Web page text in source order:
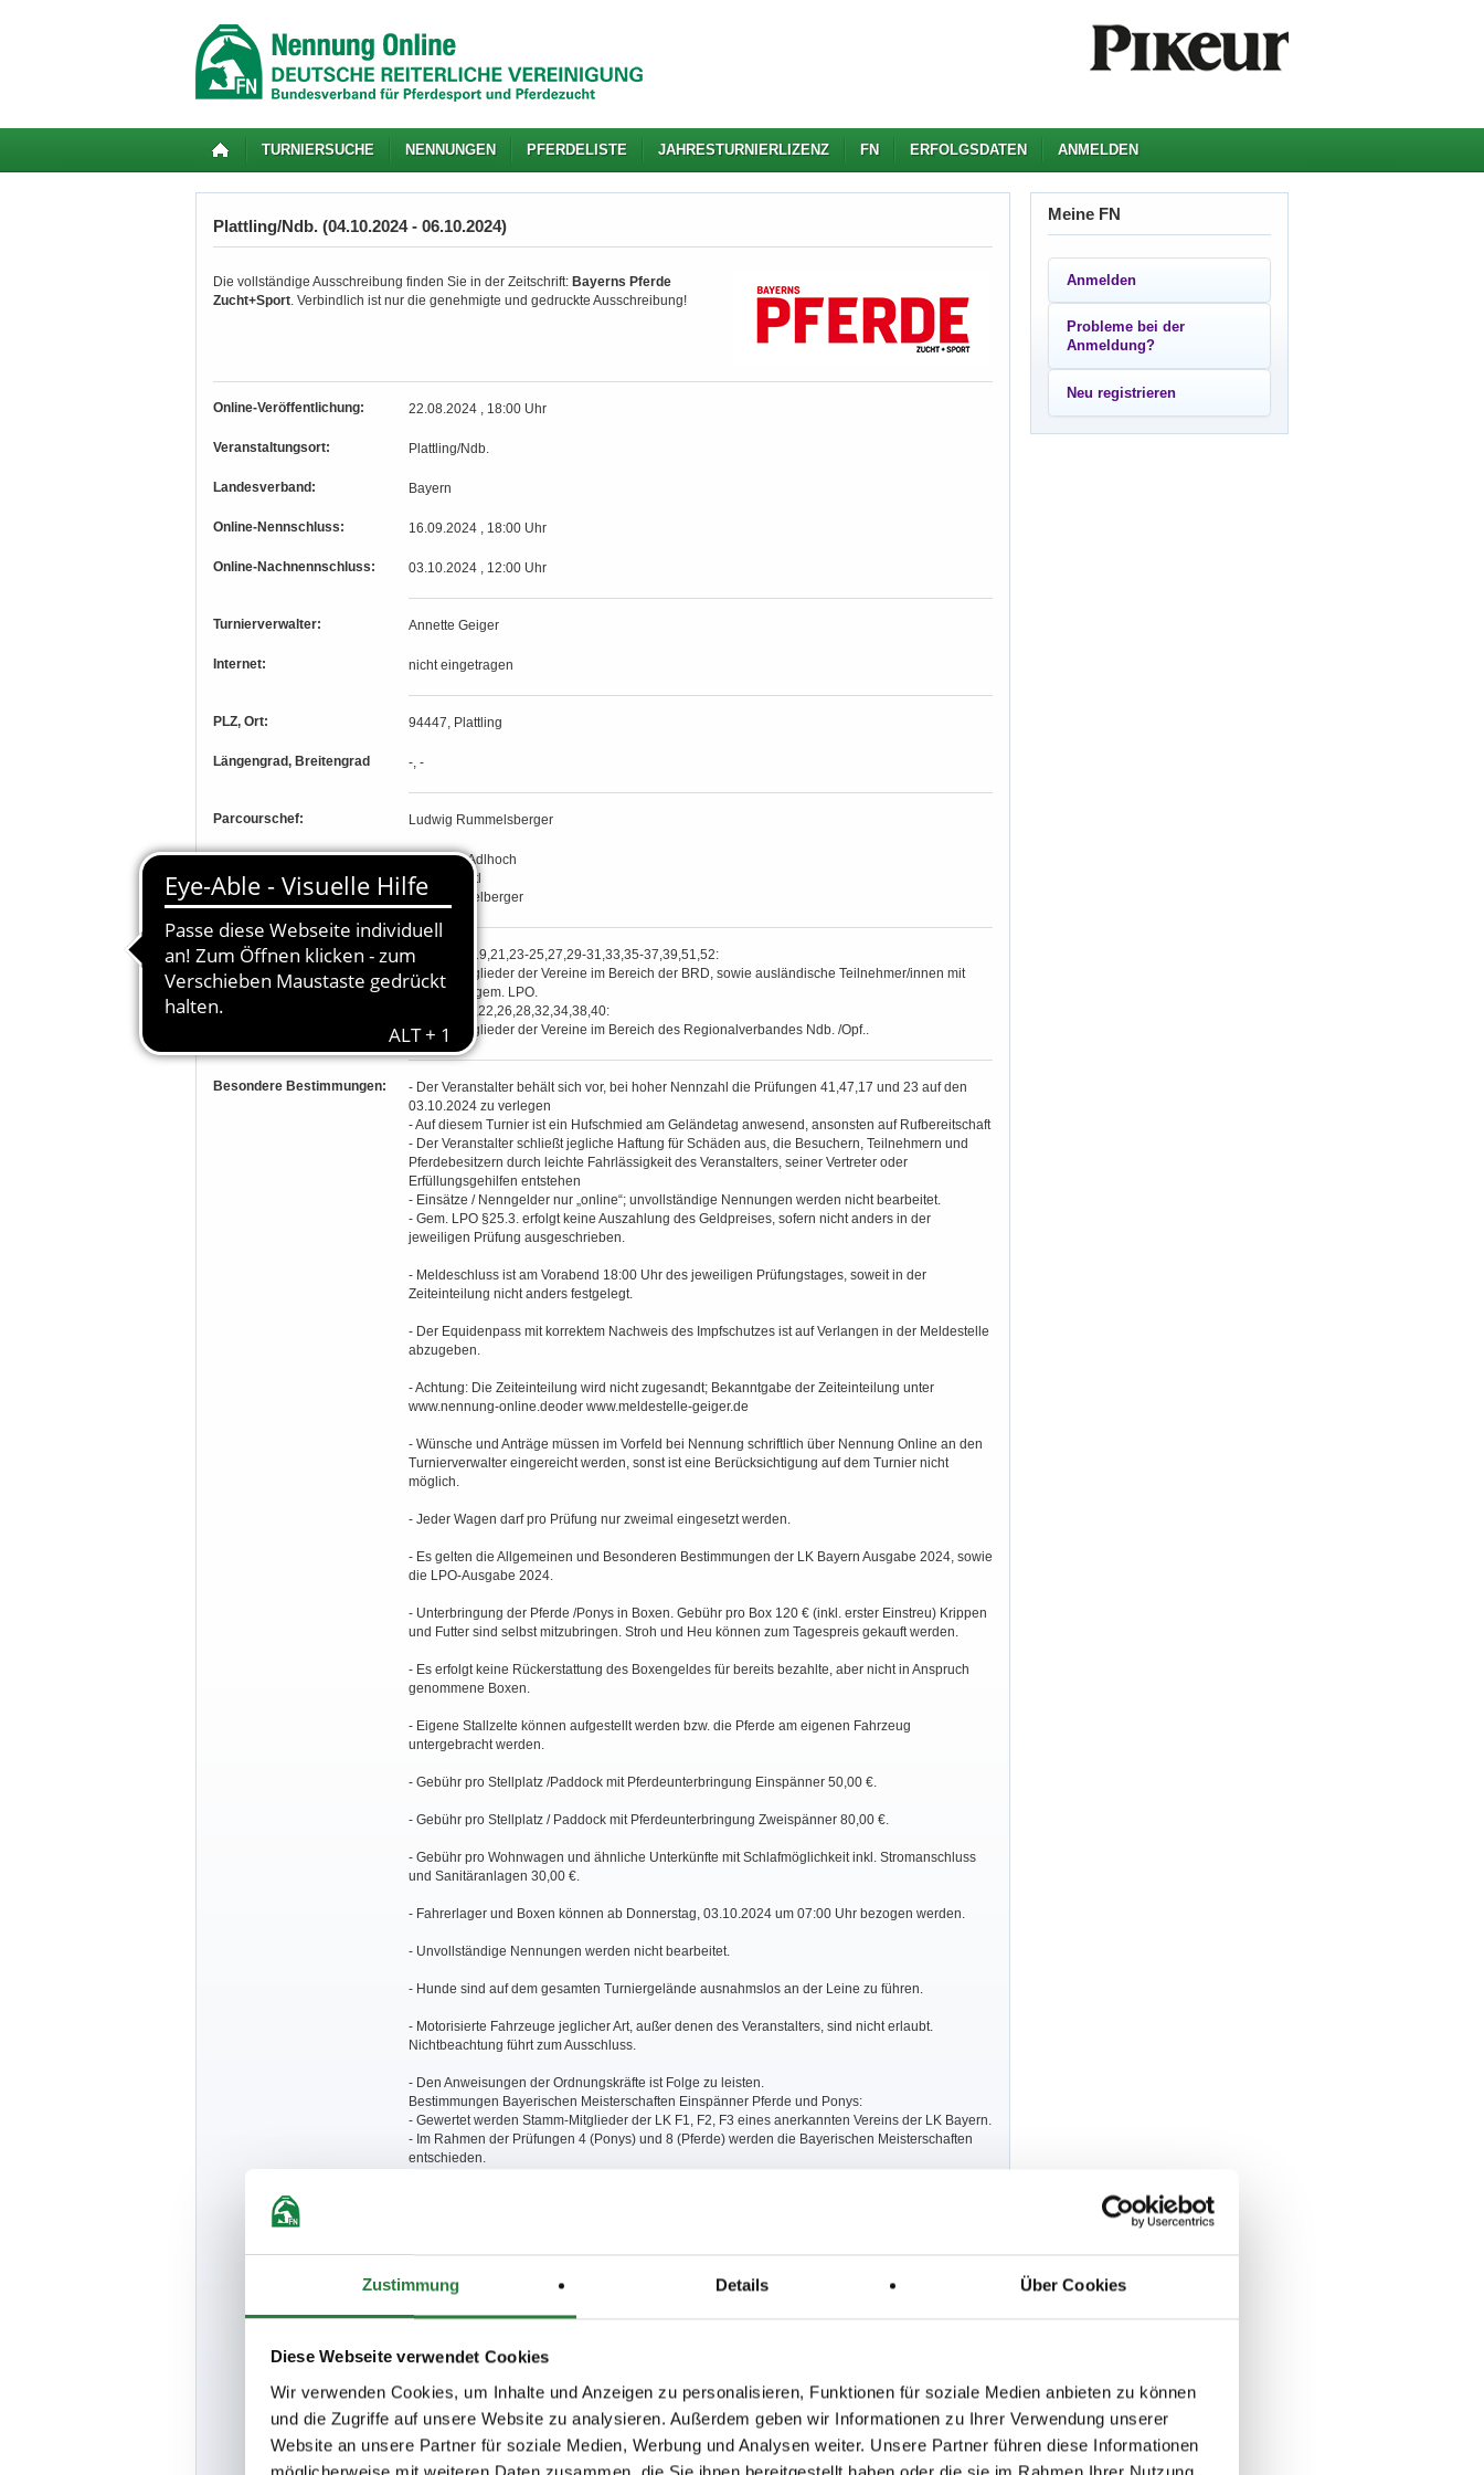
Zustimmung Details Über Cookies
Diese Webseite verwendet Cookies
Wir verwenden Cookies, um Inhalte und Anzeigen zu personalisieren, Funktionen für soziale Medien anbieten zu können
und die Zugriffe auf unsere Website zu analysieren. Außerdem geben wir Informationen zu Ihrer Verwendung unserer
Website an unsere Partner für soziale Medien, Werbung und Analysen weiter. Unsere Partner führen diese Informationen
TURNIERSUCHE NENNUNGEN PFERDELISTE JAHRESTURNIERLIZENZ FN ERFOLGSDATEN ANMELDEN
Plattling/Ndb. (04.10.2024 - 06.10.2024)
Die vollständige Ausschreibung finden Sie in der Zeitschrift: Bayerns Pferde
Zucht+Sport. Verbindlich ist nur die genehmigte und gedruckte Ausschreibung!
Online-Veröffentlichung: 22.08.2024 , 18:00 Uhr
Veranstaltungsort: Plattling/Ndb.
Landesverband: Bayern
Online-Nennschluss: 16.09.2024 , 18:00 Uhr
Online-Nachnennschluss: 03.10.2024 , 12:00 Uhr
Turnierverwalter: Annette Geiger
Internet: nicht eingetragen
PLZ, Ort: 94447, Plattling
Längengrad, Breitengrad -, -
Parcourschef: Ludwig Rummelsberger
Richter:
Elisabeth Adlhoch
Albert Pointl
Josef Stickelberger
Teilnahmeberechtigung:
Prüfung 1-19,21,23-25,27,29-31,33,35-37,39,51,52:
Stamm-Mitglieder der Vereine im Bereich der BRD, sowie ausländische Teilnehmer/innen mit
Gastlizenz gem. LPO.
Prüfung 20,22,26,28,32,34,38,40:
Stamm-Mitglieder der Vereine im Bereich des Regionalverbandes Ndb. /Opf..
Besondere Bestimmungen:
- Der Veranstalter behält sich vor, bei hoher Nennzahl die Prüfungen 41,47,17 und 23 auf den
03.10.2024 zu verlegen
- Auf diesem Turnier ist ein Hufschmied am Geländetag anwesend, ansonsten auf Rufbereitschaft
- Der Veranstalter schließt jegliche Haftung für Schäden aus, die Besuchern, Teilnehmern und
Pferdebesitzern durch leichte Fahrlässigkeit des Veranstalters, seiner Vertreter oder
Erfüllungsgehilfen entstehen
- Einsätze / Nenngelder nur „online“; unvollständige Nennungen werden nicht bearbeitet.
- Gem. LPO §25.3. erfolgt keine Auszahlung des Geldpreises, sofern nicht anders in der
jeweiligen Prüfung ausgeschrieben.
- Meldeschluss ist am Vorabend 18:00 Uhr des jeweiligen Prüfungstages, soweit in der
Zeiteinteilung nicht anders festgelegt.
- Der Equidenpass mit korrektem Nachweis des Impfschutzes ist auf Verlangen in der Meldestelle
abzugeben.
- Achtung: Die Zeiteinteilung wird nicht zugesandt; Bekanntgabe der Zeiteinteilung unter
www.nennung-online.deoder www.meldestelle-geiger.de
- Wünsche und Anträge müssen im Vorfeld bei Nennung schriftlich über Nennung Online an den
Turnierverwalter eingereicht werden, sonst ist eine Berücksichtigung auf dem Turnier nicht
möglich.
- Jeder Wagen darf pro Prüfung nur zweimal eingesetzt werden.
- Es gelten die Allgemeinen und Besonderen Bestimmungen der LK Bayern Ausgabe 2024, sowie
die LPO-Ausgabe 2024.
- Unterbringung der Pferde /Ponys in Boxen. Gebühr pro Box 120 € (inkl. erster Einstreu) Krippen
und Futter sind selbst mitzubringen. Stroh und Heu können zum Tagespreis gekauft werden.
- Es erfolgt keine Rückerstattung des Boxengeldes für bereits bezahlte, aber nicht in Anspruch
genommene Boxen.
- Eigene Stallzelte können aufgestellt werden bzw. die Pferde am eigenen Fahrzeug
untergebracht werden.
- Gebühr pro Stellplatz /Paddock mit Pferdeunterbringung Einspänner 50,00 €.
- Gebühr pro Stellplatz / Paddock mit Pferdeunterbringung Zweispänner 80,00 €.
- Gebühr pro Wohnwagen und ähnliche Unterkünfte mit Schlafmöglichkeit inkl. Stromanschluss
und Sanitäranlagen 30,00 €.
- Fahrerlager und Boxen können ab Donnerstag, 03.10.2024 um 07:00 Uhr bezogen werden.
- Unvollständige Nennungen werden nicht bearbeitet.
- Hunde sind auf dem gesamten Turniergelände ausnahmslos an der Leine zu führen.
- Motorisierte Fahrzeuge jeglicher Art, außer denen des Veranstalters, sind nicht erlaubt.
Nichtbeachtung führt zum Ausschluss.
- Den Anweisungen der Ordnungskräfte ist Folge zu leisten.
Bestimmungen Bayerischen Meisterschaften Einspänner Pferde und Ponys:
- Gewertet werden Stamm-Mitglieder der LK F1, F2, F3 eines anerkannten Vereins der LK Bayern.
- Im Rahmen der Prüfungen 4 (Ponys) und 8 (Pferde) werden die Bayerischen Meisterschaften
entschieden.
- Sofern ein Fahrer mit zwei Gespannen an den Start geht, ist in allen Teilprüfungen das für die
zu benennen.
- Gewertet werden Stamm-Mitglieder der Vereine im Bereich des Regionalverbandes Schwaben.
- Die Meisterschaftswertung erfolgt für jeden Fahrer/in für ma. 1 Gespann.
- Je Teilnehmer sind max. 2 Gespanne teilnahmebrechtigt.
- Sofern ein Fahrer mit zwei Gespannen an den Start geht, ist in allen Teilprüfungen das für die
Meisterschaft geltende Gespann als erstes zu fahren und bis Meldeschluss der ersten Teilprüfung
Meine FN
Anmelden
Probleme bei der
Anmeldung?
Neu registrieren